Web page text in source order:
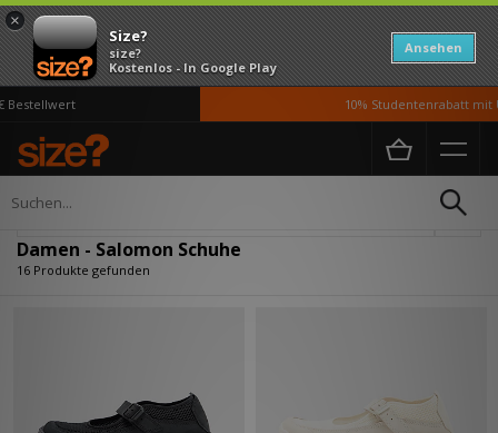
×
Size?
size?
Kostenlos - In Google Play
Ansehen
10% Studentenrabatt mit
Home Damen
Damen - Salomon Schuhe
16 Produkte gefunden